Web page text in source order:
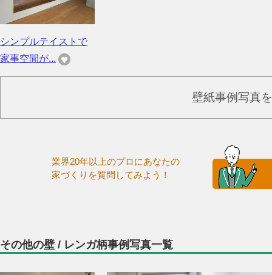
シンプルテイストで
家事空間が...
壁紙事例写真
業界20年以上のプロにあなたの
家づくりを質問してみよう！
その他の壁 / レンガ柄事例写真一覧